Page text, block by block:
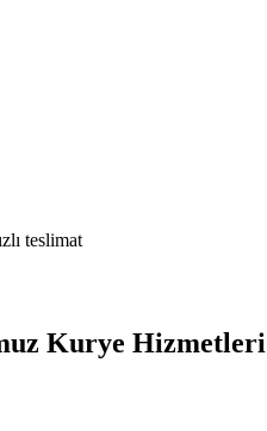
teslimat
Kurye Hizmetleri